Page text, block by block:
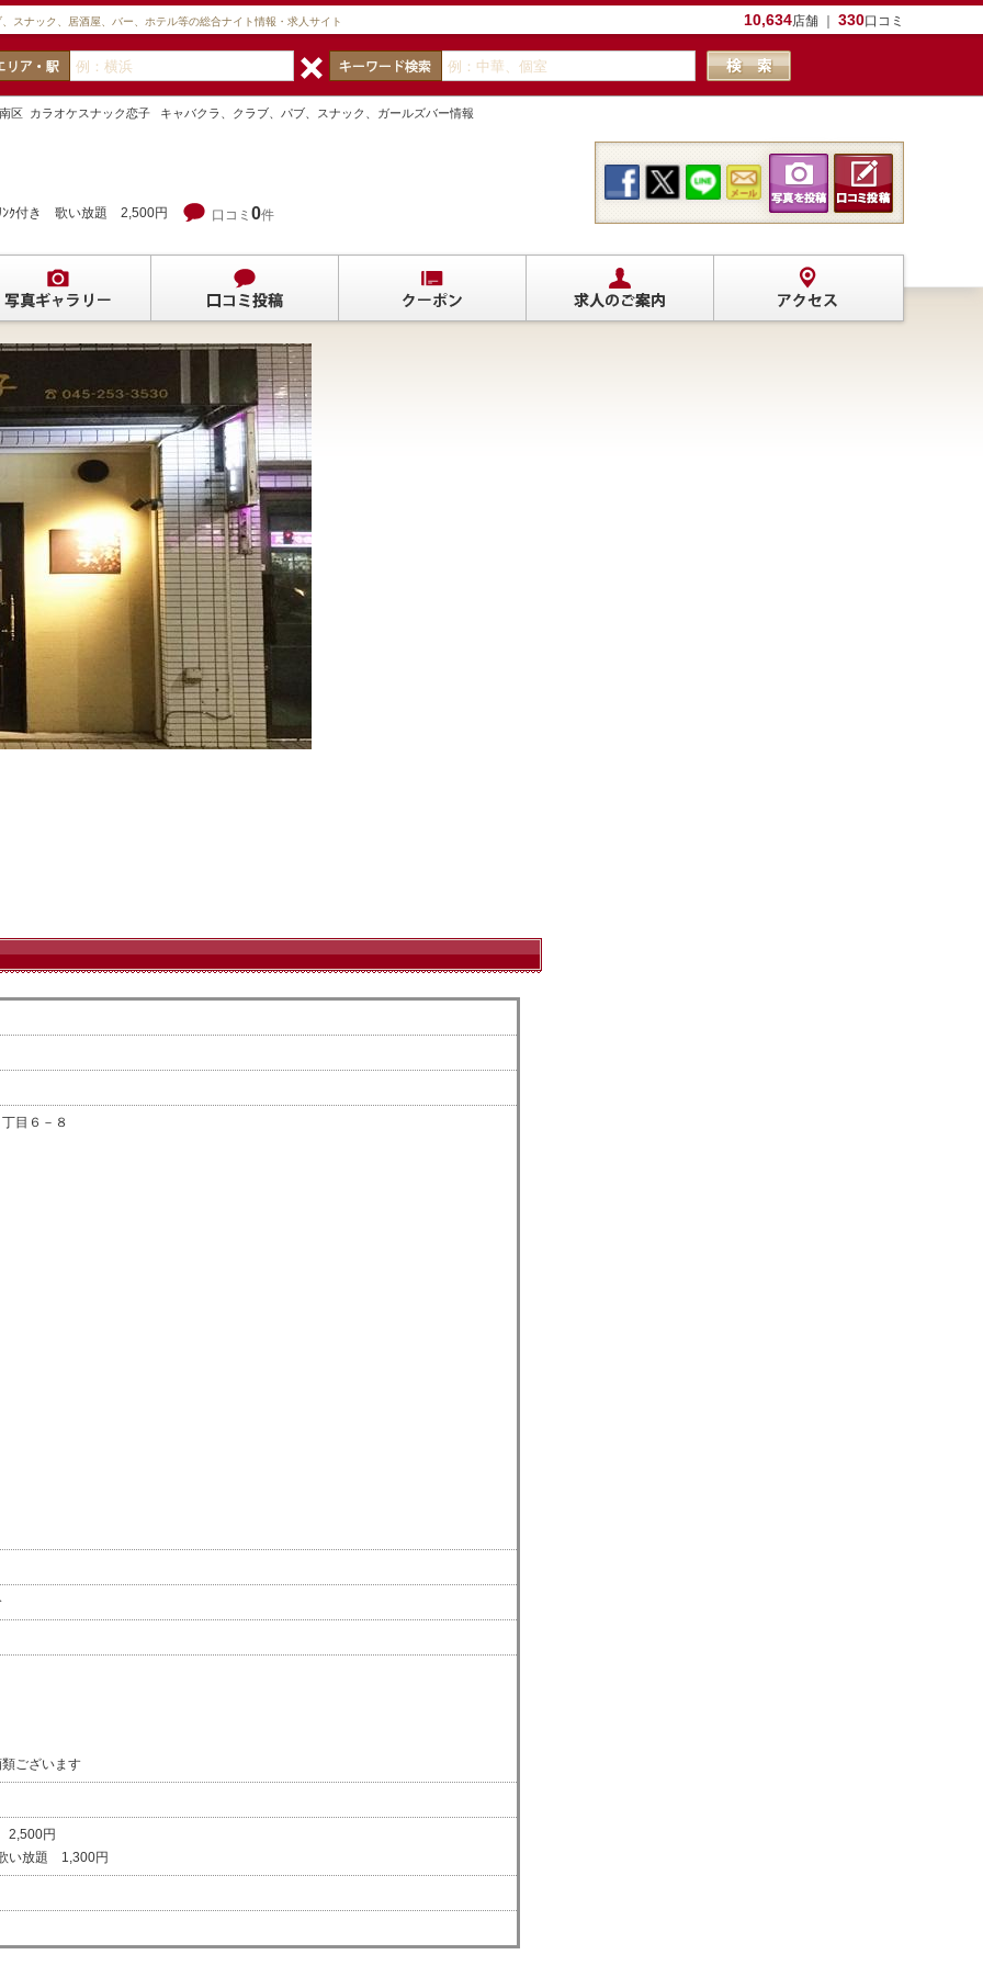
10,634店舗 ｜ 330口コミ
スナック、居酒屋、バー、ホテル等の総合ナイト情報・求人サイト
区 カラオケスナック恋子 キャバクラ、クラブ、パブ、スナック、ガールズバー情報
ﾝｸ付き 歌い放題 2,500円 口コミ 0件
目６－８
ございます
2,500円
い放題 1,300円